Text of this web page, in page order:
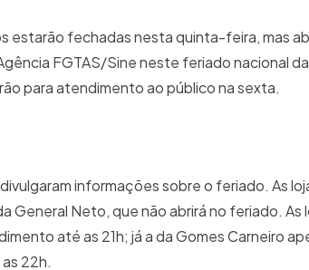
estarão fechadas nesta quinta-feira, mas
FGTAS/Sine neste feriado nacional
para atendimento ao público na sexta.
informações sobre o feriado. As
General Neto, que não abrirá no feriado. As
até as 21h; já a da Gomes Carneiro
22h.